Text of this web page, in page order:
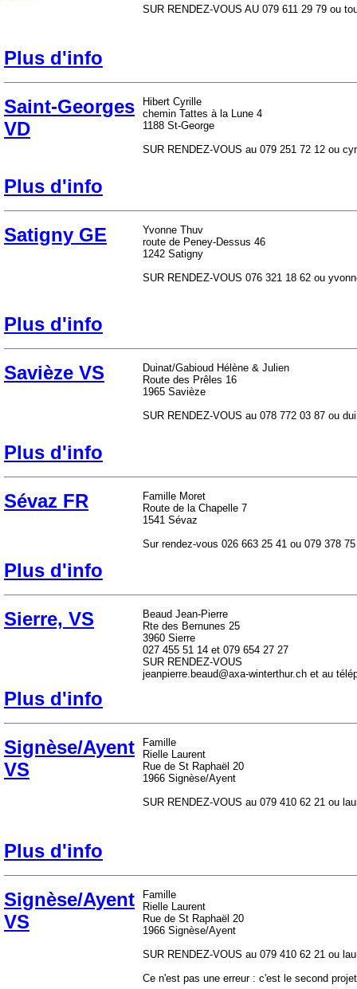
SUR RENDEZ-VOUS AU 079 611 29 79 ou
Plus d'info
Saint-Georges
VD
Hibert Cyrille
chemin Tattes à la Lune 4
1188 St-George
SUR RENDEZ-VOUS au 079 251 72 12 ou
Plus d'info
Satigny GE
Yvonne Thuv
route de Peney-Dessus 46
1242 Satigny
SUR RENDEZ-VOUS 076 321 18 62 ou
Plus d'info
Savièze VS
Duinat/Gabioud Hélène & Julien
Route des Prêles 16
1965 Savièze
SUR RENDEZ-VOUS au 078 772 03 87 ou
Plus d'info
Sévaz FR
Famille Moret
Route de la Chapelle 7
1541 Sévaz
Sur rendez-vous 026 663 25 41 ou 079 378
Plus d'info
Sierre, VS
Beaud Jean-Pierre
Rte des Bernunes 25
3960 Sierre
027 455 51 14 et 079 654 27 27
SUR RENDEZ-VOUS
jeanpierre.beaud@axa-winterthur.ch et au
Plus d'info
Signèse/Ayent
VS
Famille
Rielle Laurent
Rue de St Raphaël 20
1966 Signèse/Ayent
SUR RENDEZ-VOUS au 079 410 62 21 ou
Plus d'info
Signèse/Ayent
VS
Famille
Rielle Laurent
Rue de St Raphaël 20
1966 Signèse/Ayent
SUR RENDEZ-VOUS au 079 410 62 21 ou
Ce n'est pas une erreur : c'est le second